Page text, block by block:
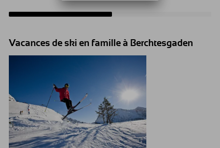
Berchtesgaden.
au départ de l'Explorer
Vacances de ski en famille à Berchtesgaden